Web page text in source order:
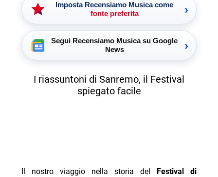
Imposta Recensiamo Musica come
fonte preferita
›
Segui Recensiamo Musica su Google
News
›
I riassuntoni di Sanremo, il Festival
spiegato facile
Il nostro viaggio nella storia del
Festival di